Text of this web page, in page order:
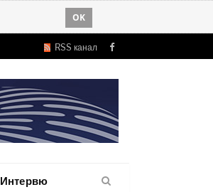
OK
RSS канал Facebook
Интервю